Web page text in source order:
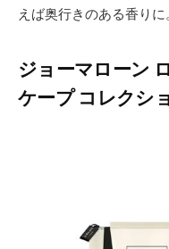
えば奥行きのある香りに
ジョーマローン
ケープ コレクシ